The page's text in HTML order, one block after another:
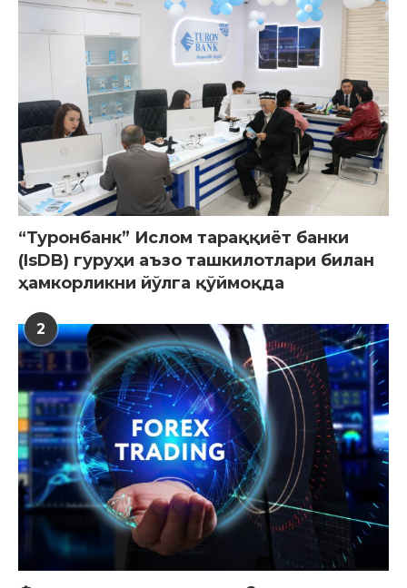
“Туронбанк” Ислом тараққиёт банки
(IsDB) гуруҳи аъзо ташкилотлари билан
ҳамкорликни йўлга қўймоқда
2